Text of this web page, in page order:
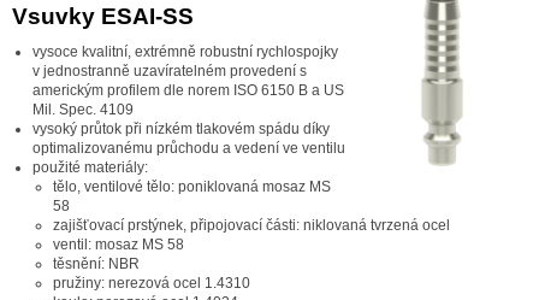
Vsuvky ESAI-SS
vysoce kvalitní, extrémně robustní rychlospojky
v jednostranně uzavíratelném provedení s
americkým profilem dle norem ISO 6150 B a US
Mil. Spec. 4109
vysoký průtok při nízkém tlakovém spádu díky
optimalizovanému průchodu a vedení ve ventilu
použité materiály:
tělo, ventilové tělo: poniklovaná mosaz MS
58
zajišťovací prstýnek, připojovací části: niklovaná tvrzená ocel
ventil: mosaz MS 58
těsnění: NBR
pružiny: nerezová ocel 1.4310